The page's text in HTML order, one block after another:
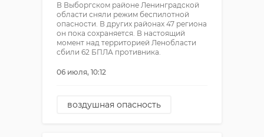
В Выборгском районе Ленинградской
области сняли режим беспилотной
опасности. В других районах 47 региона
он пока сохраняется. В настоящий
момент над территорией Ленобласти
сбили 62 БПЛА противника.
06 июля, 10:12
воздушная опасность